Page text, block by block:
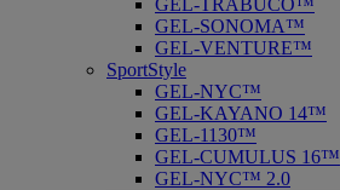
GEL-TRABUCO™
GEL-SONOMA™
GEL-VENTURE™
SportStyle
GEL-NYC™
GEL-KAYANO 14™
GEL-1130™
GEL-CUMULUS 16™
GEL-NYC™ 2.0